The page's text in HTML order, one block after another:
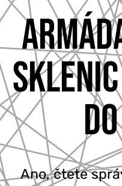
TVORBA
REFERENCE
O NÁS
KONTAKTY
Ano, čtete